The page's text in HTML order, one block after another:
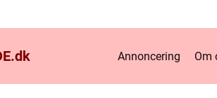
dk Annoncering Om